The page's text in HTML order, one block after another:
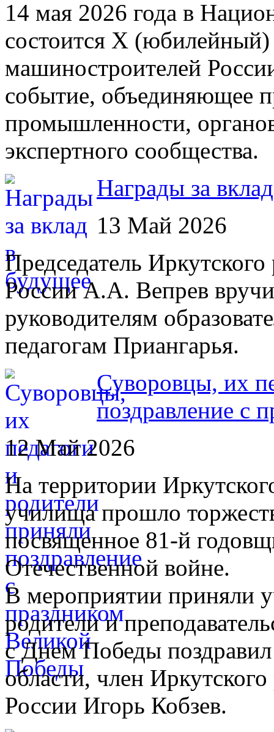
14 мая 2026 года в
состоится X
машиностроителей
событие, объединяющее
промышленности,
экспертного сообщества.
Награды за
13 Май 2026
Председатель
России А.А. Вепрев
руководителям
педагогам Приангарья.
Суворовцы, их
поздравление с
12 Май 2026
На территории
училища прошло
посвященное 81-й
Отечественной войне.
В мероприятии приняли
родители и
с Днем Победы
области, член
России Игорь Кобзев.